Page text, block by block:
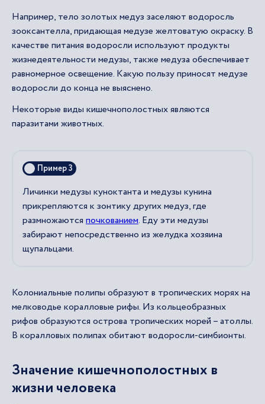
Например, тело золотых медуз заселяют водоросль
зооксантелла, придающая медузе желтоватую окраску. В
качестве питания водоросли используют продукты
жизнедеятельности медузы, также медуза обеспечивает
равномерное освещение. Какую пользу приносят медузе
водоросли до конца не выяснено.
Некоторые виды кишечнополостных являются
паразитами животных.
Пример 3
Личинки медузы куноктанта и медузы кунина
прикрепляются к зонтику других медуз, где
размножаются почкованием. Еду эти медузы
забирают непосредственно из желудка хозяина
щупальцами.
Колониальные полипы образуют в тропических морях на
мелководье коралловые рифы. Из кольцеобразных
рифов образуются острова тропических морей – атоллы.
В коралловых полипах обитают водоросли-симбионты.
Значение кишечнополостных в
жизни человека